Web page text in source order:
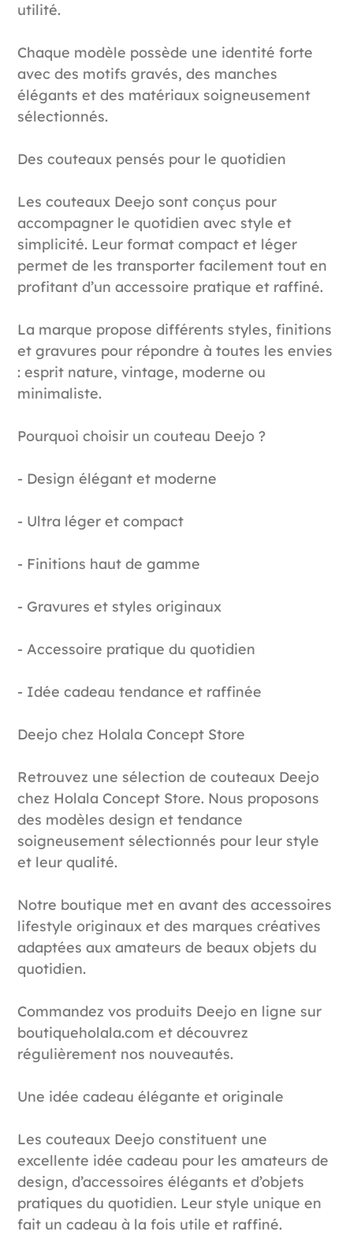
utilité.
Chaque modèle possède une identité forte
avec des motifs gravés, des manches
élégants et des matériaux soigneusement
sélectionnés.
Des couteaux pensés pour le quotidien
Les couteaux Deejo sont conçus pour
accompagner le quotidien avec style et
simplicité. Leur format compact et léger
permet de les transporter facilement tout en
profitant d’un accessoire pratique et raffiné.
La marque propose différents styles, finitions
et gravures pour répondre à toutes les envies
: esprit nature, vintage, moderne ou
minimaliste.
Pourquoi choisir un couteau Deejo ?
- Design élégant et moderne
- Ultra léger et compact
- Finitions haut de gamme
- Gravures et styles originaux
- Accessoire pratique du quotidien
- Idée cadeau tendance et raffinée
Deejo chez Holala Concept Store
Retrouvez une sélection de couteaux Deejo
chez Holala Concept Store. Nous proposons
des modèles design et tendance
soigneusement sélectionnés pour leur style
et leur qualité.
Notre boutique met en avant des accessoires
lifestyle originaux et des marques créatives
adaptées aux amateurs de beaux objets du
quotidien.
Commandez vos produits Deejo en ligne sur
boutiqueholala.com et découvrez
régulièrement nos nouveautés.
Une idée cadeau élégante et originale
Les couteaux Deejo constituent une
excellente idée cadeau pour les amateurs de
design, d’accessoires élégants et d’objets
pratiques du quotidien. Leur style unique en
fait un cadeau à la fois utile et raffiné.